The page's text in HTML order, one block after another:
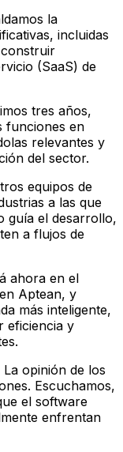
la
incluidas
(SaaS) de
tres años,
funciones en
relevantes y
del sector.
equipos de
a las que
guía el desarrollo,
a flujos de
ahora en el
Aptean, y
más inteligente,
eficiencia y
La opinión de los
Escuchamos,
el software
enfrentan